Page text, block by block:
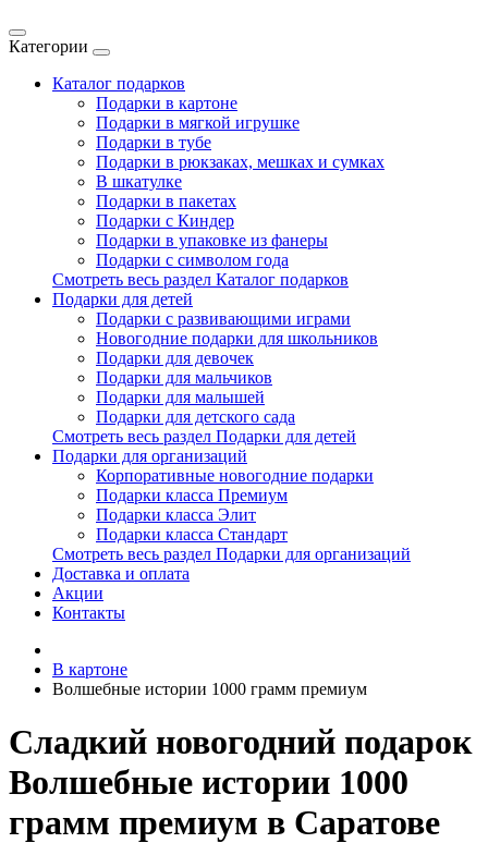
Категории
Каталог подарков
Подарки в картоне
Подарки в мягкой игрушке
Подарки в тубе
Подарки в рюкзаках, мешках и сумках
В шкатулке
Подарки в пакетах
Подарки с Киндер
Подарки в упаковке из фанеры
Подарки с символом года
Смотреть весь раздел Каталог подарков
Подарки для детей
Подарки с развивающими играми
Новогодние подарки для школьников
Подарки для девочек
Подарки для мальчиков
Подарки для малышей
Подарки для детского сада
Смотреть весь раздел Подарки для детей
Подарки для организаций
Корпоративные новогодние подарки
Подарки класса Премиум
Подарки класса Элит
Подарки класса Стандарт
Смотреть весь раздел Подарки для организаций
Доставка и оплата
Акции
Контакты
В картоне
Волшебные истории 1000 грамм премиум
Сладкий новогодний подарок
Волшебные истории 1000
грамм премиум в Саратове